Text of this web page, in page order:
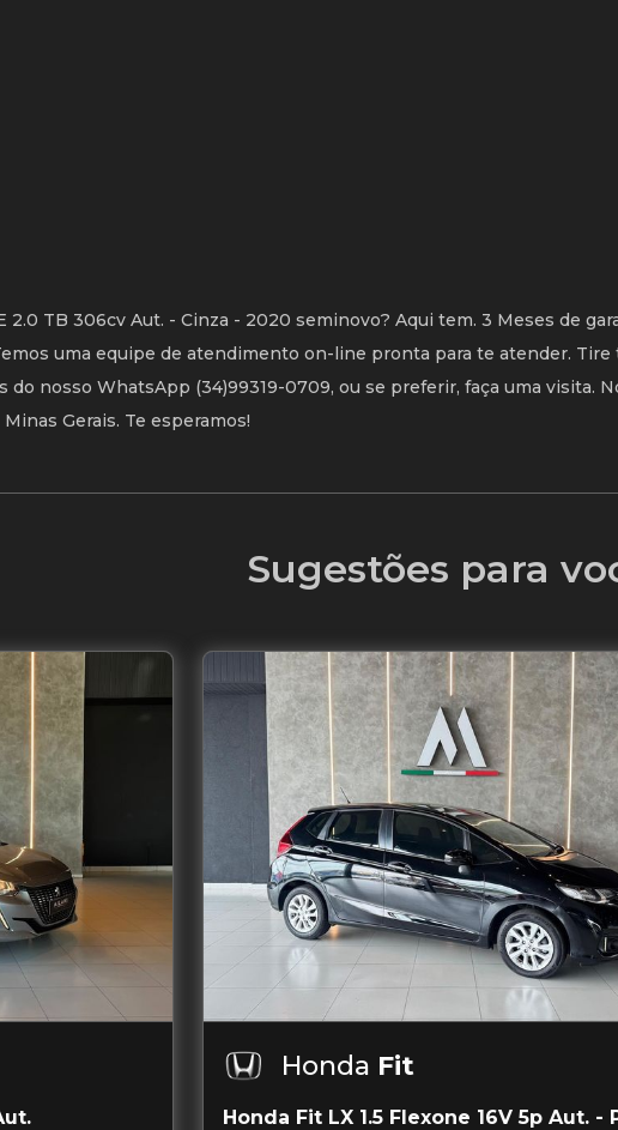
2.0 TB 306cv Aut. - Cinza - 2020 seminovo? Aqui tem. 3 Meses de
uma equipe de atendimento on-line pronta para te atender. Tire
do nosso WhatsApp (34)99319-0709, ou se preferir, faça uma visita.
Gerais. Te esperamos!
Sugestões para
Honda Fit
Honda Fit LX 1.5 Flexone 16V 5p Aut. -